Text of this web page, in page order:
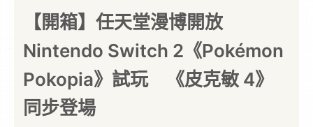
【開箱】任天堂漫博開放
Nintendo Switch 2《Pokémon
Pokopia》試玩 《皮克敏 4》
同步登場